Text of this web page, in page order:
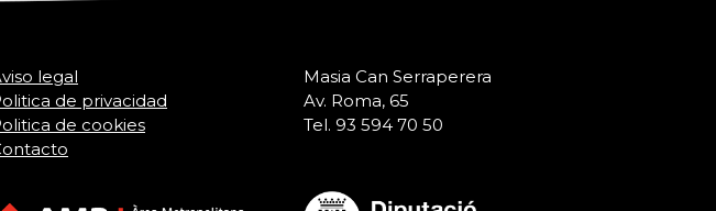
legal
de privacidad
de cookies
Masia Can Serraperera
Av. Roma, 65
Tel. 93 594 70 50